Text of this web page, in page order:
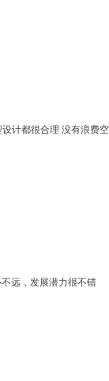
设计都很合理 没有浪费
远，发展潜力很不错